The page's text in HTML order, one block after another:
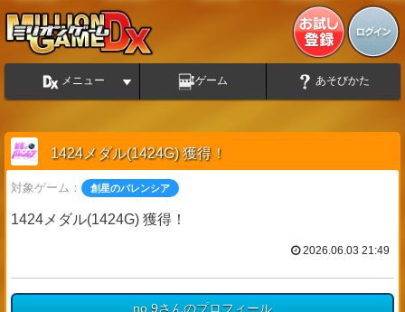
メニュー ゲーム あそびかた
1424メダル(1424G) 獲得！
対象ゲーム： 創星のバレンシア
1424メダル(1424G) 獲得！
2026.06.03 21:49
no,9さんのプロフィール